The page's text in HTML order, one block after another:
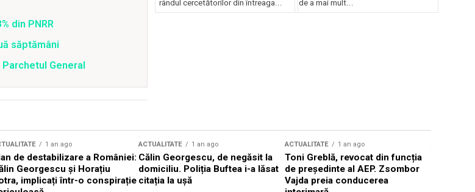
din PNRR
săptămâni
General
rândul cercetătorilor din întreaga...
de a mai mult...
1 an ago
de destabilizare a României:
Georgescu și Horațiu
implicați într-o conspirație
ACTUALITATE 1 an ago
Călin Georgescu, de negăsit la
domiciliu. Poliția Buftea i-a lăsat
citația la ușă
ACTUALITATE 1 an ago
Toni Greblă, revocat din funcția
de președinte al AEP. Zsombor
Vajda preia conducerea